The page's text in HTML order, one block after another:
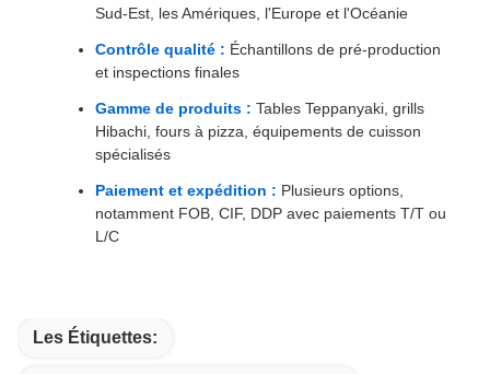
Sud-Est, les Amériques, l'Europe et l'Océanie
Contrôle qualité : Échantillons de pré-production
et inspections finales
Gamme de produits : Tables Teppanyaki, grills
Hibachi, fours à pizza, équipements de cuisson
spécialisés
Paiement et expédition : Plusieurs options,
notamment FOB, CIF, DDP avec paiements T/T ou
L/C
Les Étiquettes: